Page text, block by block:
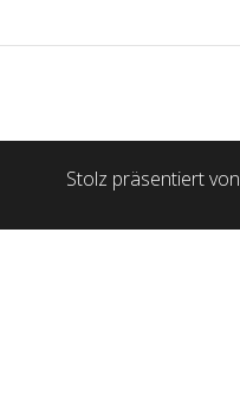
Stolz präsentiert von